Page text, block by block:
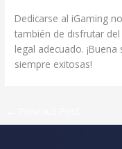
Dedicarse al iGaming
también de disfrutar
legal adecuado.
siempre exitosas!